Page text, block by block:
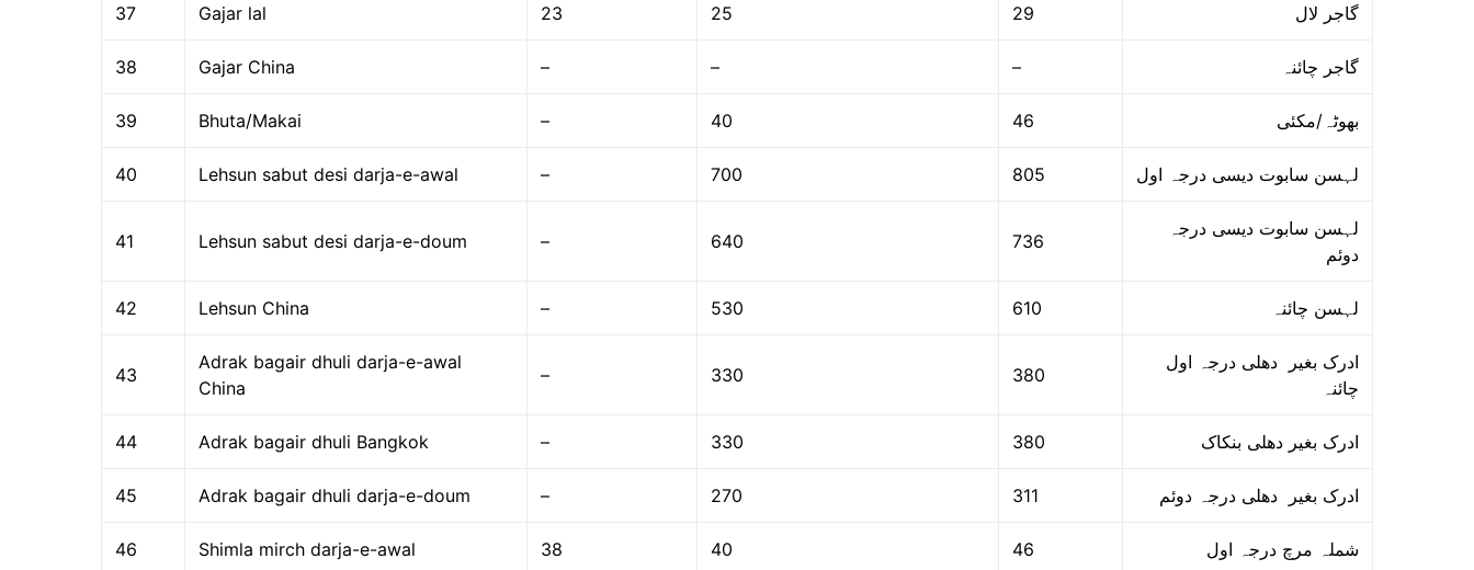
37 Gajar lal 23 25 29 گاجر لال
38 Gajar China – – – گاجر چائنہ
39 Bhuta/Makai – 40 46 بھوٹہ/مکئی
40 Lehsun sabut desi darja-e-awal – 700 805 لہسن سابوت دیسی درجہ اول
41 Lehsun sabut desi darja-e-doum – 640 736
لہسن سابوت دیسی درجہ
دوئم
42 Lehsun China – 530 610 لہسن چائنہ
43
Adrak bagair dhuli darja-e-awal
China
– 330 380
ادرک بغیر دھلی درجہ اول
چائنہ
44 Adrak bagair dhuli Bangkok – 330 380 ادرک بغیر دھلی بنکاک
45 Adrak bagair dhuli darja-e-doum – 270 311 ادرک بغیر دھلی درجہ دوئم
46 Shimla mirch darja-e-awal 38 40 46 شملہ مرچ درجہ اول